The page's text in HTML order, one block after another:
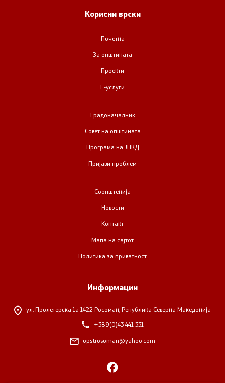
Корисни врски
Почетна
За општината
Проекти
Е-услуги
Градоначалник
Совет на општината
Програма на ЈПКД
Пријави проблем
Соопштенија
Новости
Контакт
Мапа на сајтот
Политика за приватност
Информации
ул. Пролетерска 1а 1422 Росоман, Република Северна Македонија
+389(0)43 441 331
opstrosoman@yahoo.com